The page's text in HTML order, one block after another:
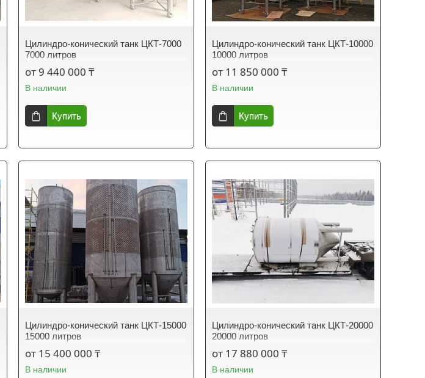
Цилиндро-конический танк ЦКТ-7000
7000 литров
от 9 440 000 ₸
В наличии
Купить
Цилиндро-конический танк ЦКТ-10000
10000 литров
от 11 850 000 ₸
В наличии
Купить
Цилиндро-конический танк ЦКТ-15000
15000 литров
от 15 400 000 ₸
В наличии
Цилиндро-конический танк ЦКТ-20000
20000 литров
от 17 880 000 ₸
В наличии